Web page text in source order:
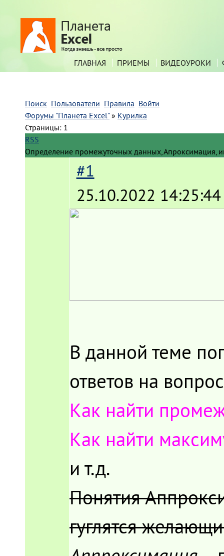
ГЛАВНАЯ ПРИЕМЫ ВИДЕОУРОКИ
Поиск Пользователи Правила Войти
Форумы "Планета Excel" » Курилка
Страницы: 1
RSS
Определение промежуточных данных, Апроксимация,
#1
25.10.2022 14:25:44
В данной теме
ответов на
Как найти
Как найти
и т.д.
Понятия
гуглятся